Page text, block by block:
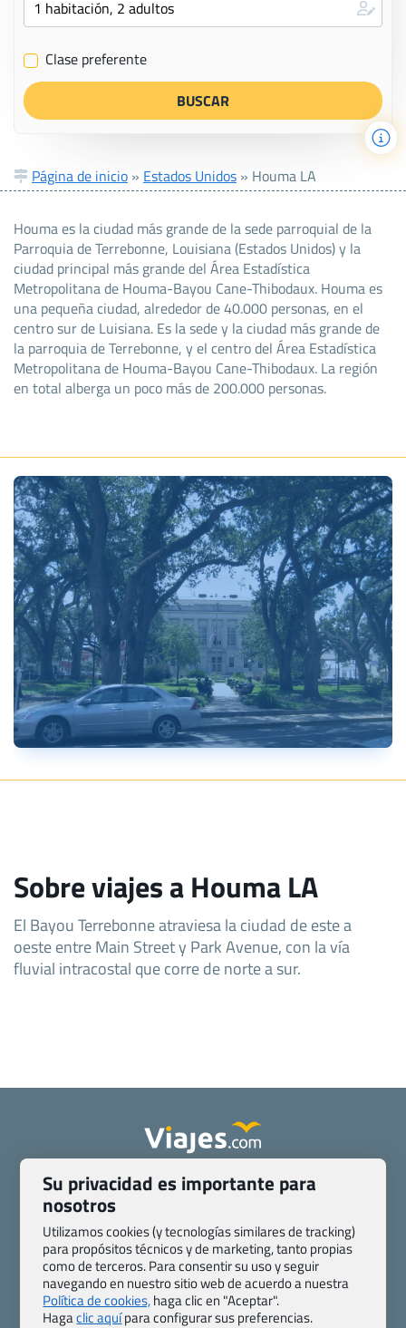
✔ Clase preferente
Página de inicio » Estados Unidos » Houma LA
Houma es la ciudad más grande de la sede parroquial de la
Parroquia de Terrebonne, Louisiana (Estados Unidos) y la
ciudad principal más grande del Área Estadística
Metropolitana de Houma-Bayou Cane-Thibodaux. Houma es
una pequeña ciudad, alrededor de 40.000 personas, en el
centro sur de Luisiana. Es la sede y la ciudad más grande de
la parroquia de Terrebonne, y el centro del Área Estadística
Metropolitana de Houma-Bayou Cane-Thibodaux. La región
en total alberga un poco más de 200.000 personas.
Sobre viajes a Houma LA
El Bayou Terrebonne atraviesa la ciudad de este a
oeste entre Main Street y Park Avenue, con la vía
fluvial intracostal que corre de norte a sur.
Quienes somos
Contacto
Pasaporte, Visado, Salud y otras disposiciones específicas
Blog de Viajes.com
Registro de agencias
Preguntas frecuentes
Condiciones generales
Política de privacidad y cookies
Transparencia
Todas las páginas – sitemap
Su privacidad es importante para
nosotros
Utilizamos cookies (y tecnologías similares de tracking)
para propósitos técnicos y de marketing, tanto propias
como de terceros. Para consentir su uso y seguir
navegando en nuestro sitio web de acuerdo a nuestra
Política de cookies,haga clic en "Aceptar".
Hagaclic aquípara configurar sus preferencias.